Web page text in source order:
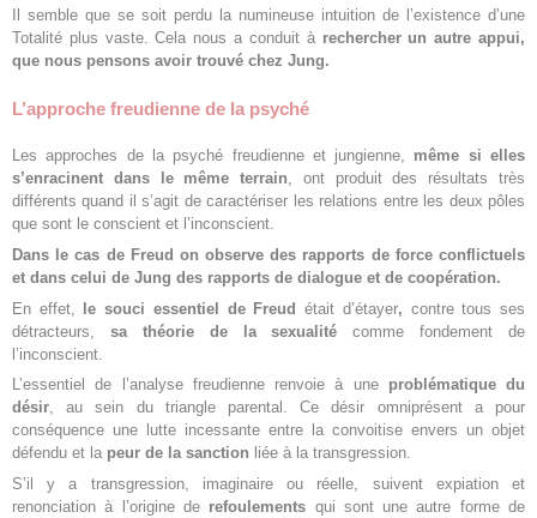
Il semble que se soit perdu la numineuse intuition de l’existence d’une
Totalité plus vaste. Cela nous a conduit à rechercher un autre appui,
que nous pensons avoir trouvé chez Jung.
L’approche freudienne de la psyché
Les approches de la psyché freudienne et jungienne, même si elles
s’enracinent dans le même terrain, ont produit des résultats très
différents quand il s’agit de caractériser les relations entre les deux pôles
que sont le conscient et l’inconscient.
Dans le cas de Freud on observe des rapports de force conflictuels
et dans celui de Jung des rapports de dialogue et de coopération.
En effet, le souci essentiel de Freudétait d’étayer, contre tous ses
détracteurs, sa théorie de la sexualité comme fondement de
l’inconscient.
L’essentiel de l’analyse freudienne renvoie à une problématique du
désir, au sein du triangle parental. Ce désir omniprésent a pour
conséquence une lutte incessante entre la convoitise envers un objet
défendu et la peur de la sanction liée à la transgression.
S’il y a transgression, imaginaire ou réelle, suivent expiation et
renonciation à l’origine derefoulements qui sont une autre forme de